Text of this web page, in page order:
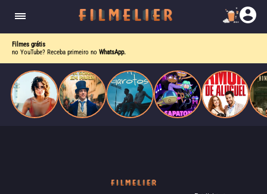
Filmes grátis
no YouTube? Receba primeiro no WhatsApp.
escrevia e a vida real começa a desaparecer.